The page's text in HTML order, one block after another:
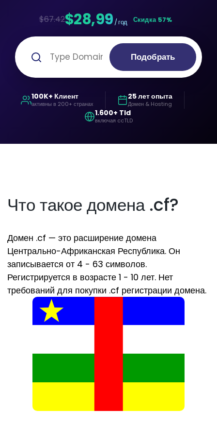
$67.42$28,99 / год Скидка 57%
Подобрать
100K+ Клиент
активны в 200+ странах
25 лет опыта
Домен & Hosting
1.600+ Tld
включая ccTLD
Что такое домена .cf?
Домен .cf — это расширение домена
Центрально-Африканская Республика. Он
записывается от 4 - 63 символов.
Регистрируется в возрасте 1 - 10 лет. Нет
требований для покупки .cf регистрации домена.